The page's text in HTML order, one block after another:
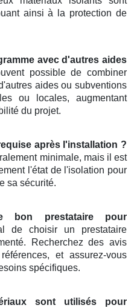
ainsi à la protection de
avec d'autres aides
possible de combiner
aides ou subventions
ou locales, augmentant
du projet.
après l'installation ?
minimale, mais il est
l'état de l'isolation pour
sa sécurité.
bon prestataire pour
de choisir un prestataire
Recherchez des avis
et assurez-vous
spécifiques.
sont utilisés pour